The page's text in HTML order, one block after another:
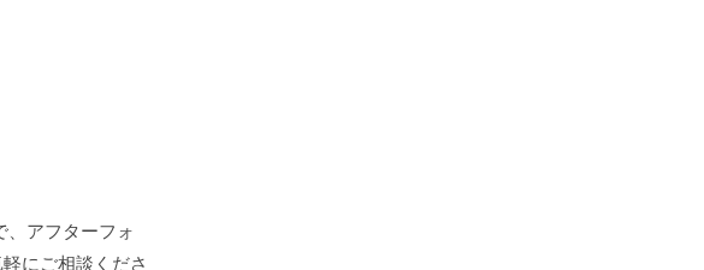
アフターフォ
にご相談くださ